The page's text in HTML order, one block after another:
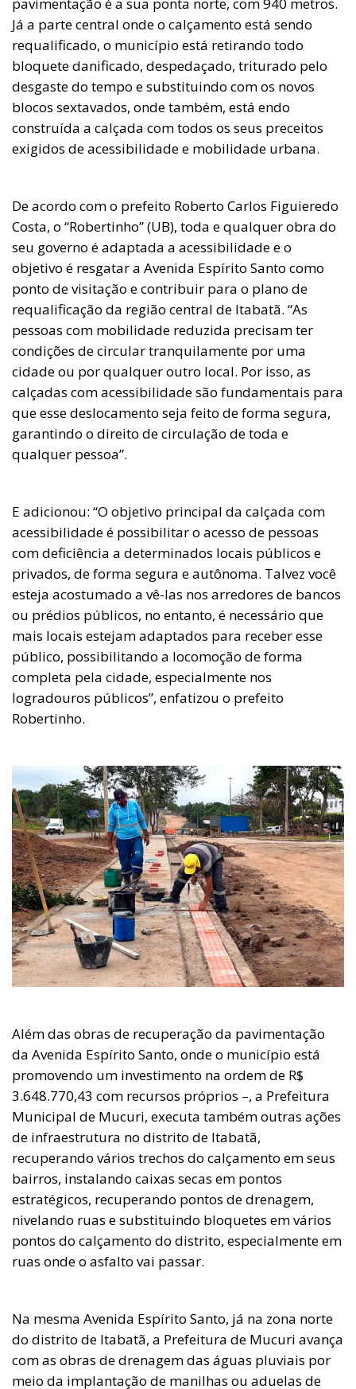
Já a parte central onde o calçamento está sendo
requalificado, o município está retirando todo
bloquete danificado, despedaçado, triturado pelo
desgaste do tempo e substituindo com os novos
blocos sextavados, onde também, está endo
construída a calçada com todos os seus preceitos
exigidos de acessibilidade e mobilidade urbana.
De acordo com o prefeito Roberto Carlos Figuieredo
Costa, o “Robertinho” (UB), toda e qualquer obra do
seu governo é adaptada a acessibilidade e o
objetivo é resgatar a Avenida Espírito Santo como
ponto de visitação e contribuir para o plano de
requalificação da região central de Itabatã. “As
pessoas com mobilidade reduzida precisam ter
condições de circular tranquilamente por uma
cidade ou por qualquer outro local. Por isso, as
calçadas com acessibilidade são fundamentais para
que esse deslocamento seja feito de forma segura,
garantindo o direito de circulação de toda e
qualquer pessoa”.
E adicionou: “O objetivo principal da calçada com
acessibilidade é possibilitar o acesso de pessoas
com deficiência a determinados locais públicos e
privados, de forma segura e autônoma. Talvez você
esteja acostumado a vê-las nos arredores de bancos
ou prédios públicos, no entanto, é necessário que
mais locais estejam adaptados para receber esse
público, possibilitando a locomoção de forma
completa pela cidade, especialmente nos
logradouros públicos”, enfatizou o prefeito
Robertinho.
Além das obras de recuperação da pavimentação
da Avenida Espírito Santo, onde o município está
promovendo um investimento na ordem de R$
3.648.770,43 com recursos próprios –, a Prefeitura
Municipal de Mucuri, executa também outras ações
de infraestrutura no distrito de Itabatã,
recuperando vários trechos do calçamento em seus
bairros, instalando caixas secas em pontos
estratégicos, recuperando pontos de drenagem,
nivelando ruas e substituindo bloquetes em vários
pontos do calçamento do distrito, especialmente em
ruas onde o asfalto vai passar.
Na mesma Avenida Espírito Santo, já na zona norte
do distrito de Itabatã, a Prefeitura de Mucuri avança
com as obras de drenagem das águas pluviais por
meio da implantação de manilhas ou aduelas de